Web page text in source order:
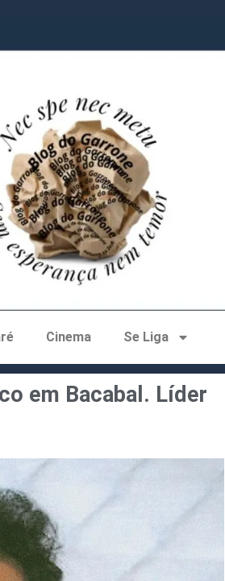
Cinema Se Liga
em Bacabal. Líder